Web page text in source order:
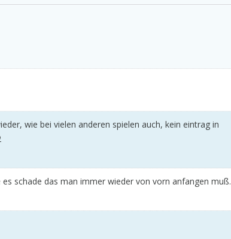
wie bei vielen anderen spielen auch, kein eintrag in
schade das man immer wieder von vorn anfangen muß.